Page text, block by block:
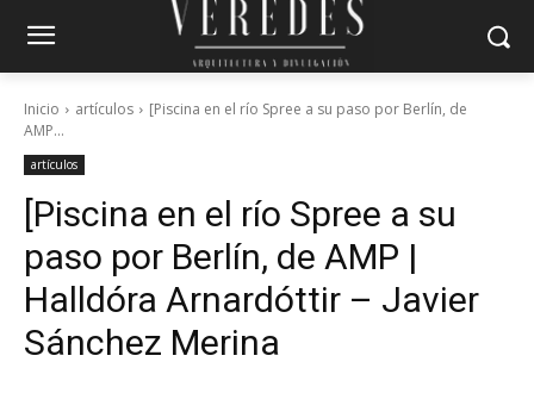
Inicio artículos
[Piscina en el río Spree a su paso por Berlín, de
AMP...
artículos
[Piscina en el río Spree a su
paso por Berlín, de AMP |
Halldóra Arnardóttir – Javier
Sánchez Merina